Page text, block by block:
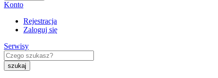
Konto
Rejestracja
Zaloguj się
Serwisy